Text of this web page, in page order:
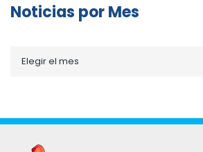
Noticias por Mes
porElegir el mes